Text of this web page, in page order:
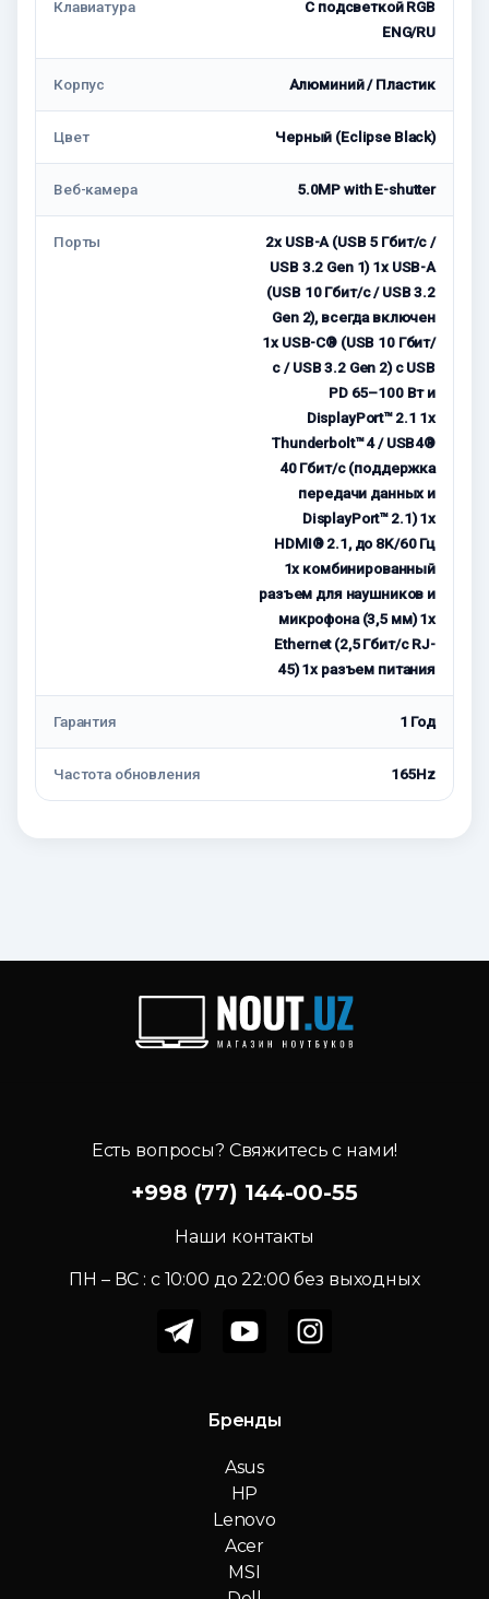
Клавиатура
С подсветкой RGB
ENG/RU
Корпус Алюминий / Пластик
Цвет Черный (Eclipse Black)
Веб-камера 5.0MP with E-shutter
Порты
2x USB-A (USB 5 Гбит/с /
USB 3.2 Gen 1) 1x USB-A
(USB 10 Гбит/с / USB 3.2
Gen 2), всегда включен
1x USB-C® (USB 10 Гбит/
с / USB 3.2 Gen 2) с USB
PD 65–100 Вт и
DisplayPort™ 2.1 1x
Thunderbolt™ 4 / USB4®
40 Гбит/с (поддержка
передачи данных и
DisplayPort™ 2.1) 1x
HDMI® 2.1, до 8K/60 Гц
1x комбинированный
разъем для наушников и
микрофона (3,5 мм) 1x
Ethernet (2,5 Гбит/с RJ-
45) 1x разъем питания
Гарантия 1 Год
Частота обновления 165Hz
Есть вопросы? Свяжитесь с нами!
+998 (77) 144-00-55
Наши контакты
ПН – ВС : c 10:00 до 22:00 без выходных
Бренды
Asus
HP
Lenovo
Acer
MSI